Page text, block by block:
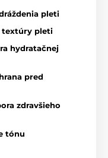
pleti
textúry pleti
hydratačnej
pred
zdravšieho
tónu